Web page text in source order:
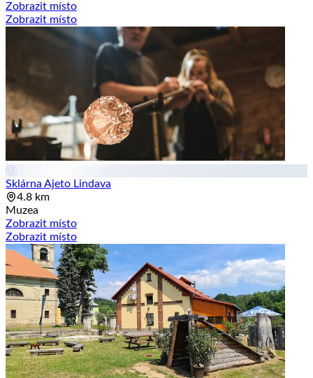
Zobrazit místo
Zobrazit místo
Sklárna Ajeto Lindava
4.8 km
Muzea
Zobrazit místo
Zobrazit místo